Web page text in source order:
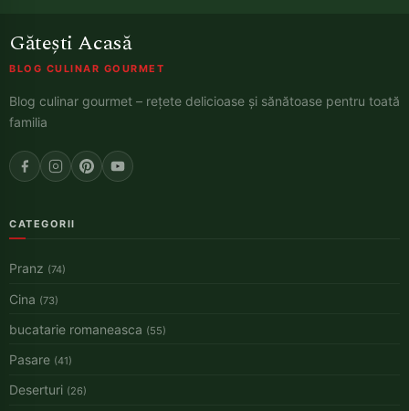
Gătești Acasă
BLOG CULINAR GOURMET
Blog culinar gourmet – rețete delicioase și sănătoase pentru toată
familia
CATEGORII
Pranz (74)
Cina (73)
bucatarie romaneasca (55)
Pasare (41)
Deserturi (26)